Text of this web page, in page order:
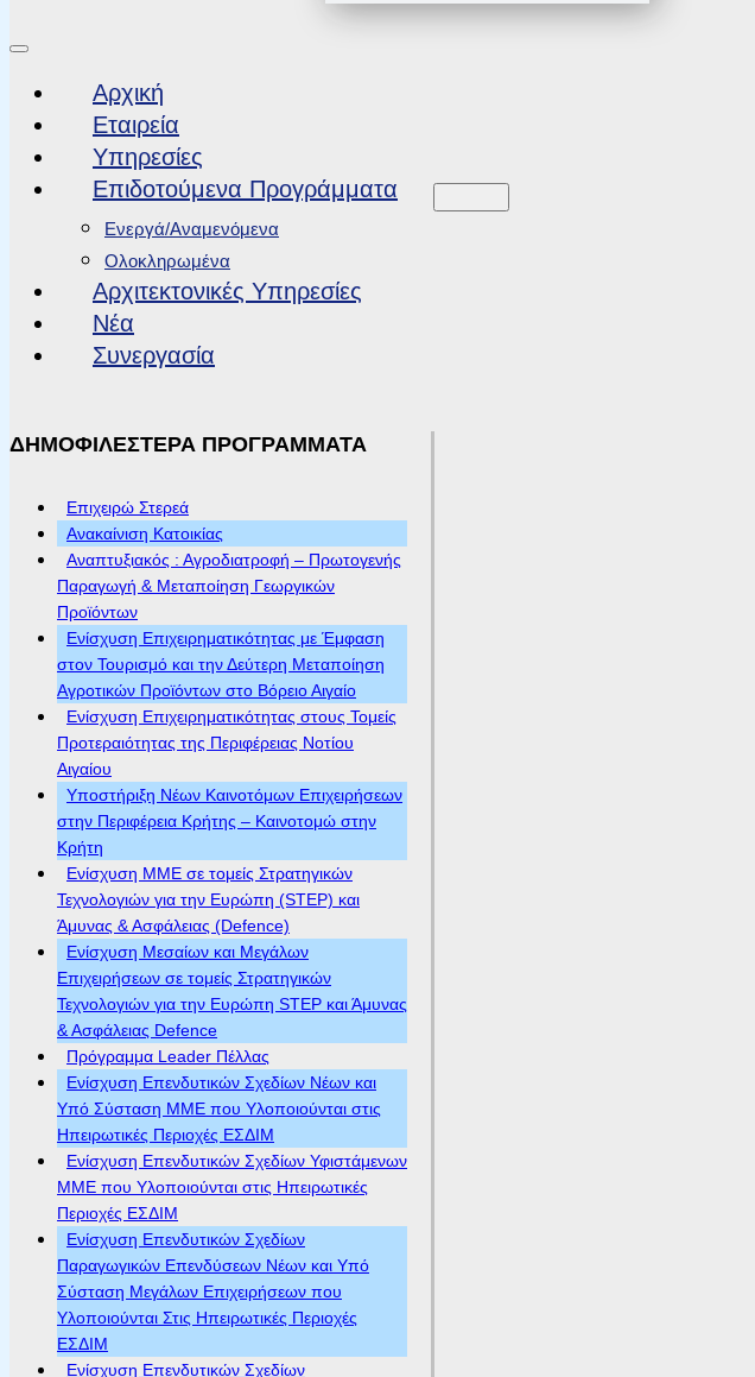
Αρχική
Εταιρεία
Υπηρεσίες
Επιδοτούμενα Προγράμματα
Ενεργά/Αναμενόμενα
Ολοκληρωμένα
Αρχιτεκτονικές Υπηρεσίες
Νέα
Συνεργασία
ΔΗΜΟΦΙΛΕΣΤΕΡΑ ΠΡΟΓΡΑΜΜΑΤΑ
Επιχειρώ Στερεά
Ανακαίνιση Κατοικίας
Αναπτυξιακός : Αγροδιατροφή – Πρωτογενής
Παραγωγή & Μεταποίηση Γεωργικών
Προϊόντων
Ενίσχυση Επιχειρηματικότητας με Έμφαση
στον Τουρισμό και την Δεύτερη Μεταποίηση
Αγροτικών Προϊόντων στο Βόρειο Αιγαίο
Ενίσχυση Επιχειρηματικότητας στους Τομείς
Προτεραιότητας της Περιφέρειας Νοτίου
Αιγαίου
Υποστήριξη Νέων Καινοτόμων Επιχειρήσεων
στην Περιφέρεια Κρήτης – Καινοτομώ στην
Κρήτη
Ενίσχυση ΜΜΕ σε τομείς Στρατηγικών
Τεχνολογιών για την Ευρώπη (STEP) και
Άμυνας & Ασφάλειας (Defence)
Ενίσχυση Μεσαίων και Μεγάλων
Επιχειρήσεων σε τομείς Στρατηγικών
Τεχνολογιών για την Ευρώπη STEP και Άμυνας
& Ασφάλειας Defence
Πρόγραμμα Leader Πέλλας
Ενίσχυση Επενδυτικών Σχεδίων Νέων και
Υπό Σύσταση ΜΜΕ που Υλοποιούνται στις
Ηπειρωτικές Περιοχές ΕΣΔΙΜ
Ενίσχυση Επενδυτικών Σχεδίων Υφιστάμενων
ΜΜΕ που Υλοποιούνται στις Ηπειρωτικές
Περιοχές ΕΣΔΙΜ
Ενίσχυση Επενδυτικών Σχεδίων
Παραγωγικών Επενδύσεων Νέων και Υπό
Σύσταση Μεγάλων Επιχειρήσεων που
Υλοποιούνται Στις Ηπειρωτικές Περιοχές
ΕΣΔΙΜ
Ενίσχυση Επενδυτικών Σχεδίων